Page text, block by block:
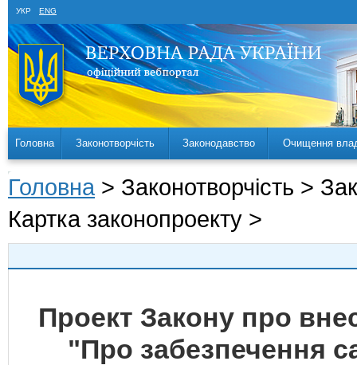
УКР ENG
Головна Законотворчість Законодавство Очищення
Головна > Законотворчість >
Картка законопроекту >
Проект Закону про
"Про забезпечення